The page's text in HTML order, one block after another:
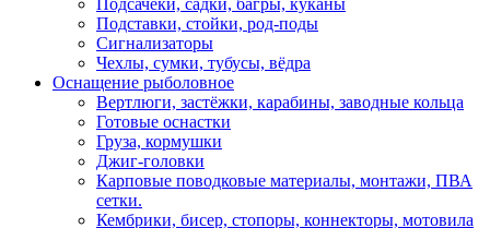
Подсачеки, садки, багры, куканы
Подставки, стойки, род-поды
Сигнализаторы
Чехлы, сумки, тубусы, вёдра
Оснащение рыболовное
Вертлюги, застёжки, карабины, заводные кольца
Готовые оснастки
Груза, кормушки
Джиг-головки
Карповые поводковые материалы, монтажи, ПВА
сетки.
Кембрики, бисер, стопоры, коннекторы, мотовила